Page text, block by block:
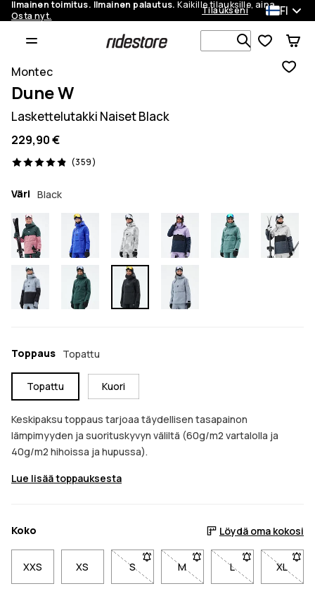
Ilmainen toimitus. Ilmainen palautus. Kaikille tilauksille, aina.
Osta nyt.
Tilaukseni FI
Etsi 1 000+
Montec
Dune W
Laskettelutakki Naiset Black
229,90 €
(359)
359 arvostelut, 4.9/5
Väri Black
Toppaus Topattu
Topattu Kuori
Keskipaksu toppaus tarjoaa täydellisen tasapainon
lämpimyyden ja suorituskyvyn väliltä (60g/m2 vartalolla ja
40g/m2 hihoissa ja hupussa).
Lue lisää toppauksesta
Koko Löydä oma kokosi
XXS XS S- Koko S ei ole saatavilla. Napsauta
M- Koko M ei ole saatavilla.
L- Koko L ei ole
XL- Koko